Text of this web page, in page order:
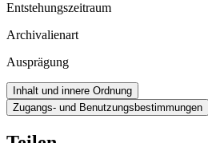
Entstehungszeitraum
Archivalienart
Ausprägung
Inhalt und innere Ordnung
Zugangs- und Benutzungsbestimmungen